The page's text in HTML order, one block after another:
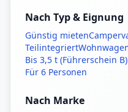
Nach Typ & Eignung
Günstig mieten
Teilintegriert
Bis 3,5 t (Führerschein B)
Für 6 Personen
Nach Marke